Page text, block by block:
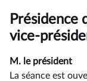
du
Présidence
vice-
M. le président
La séance est